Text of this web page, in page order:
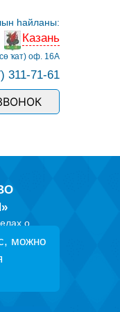
һайланы:
Казань
ҡат) оф. 16А
311-71-61
о
ДТП со
в
можно